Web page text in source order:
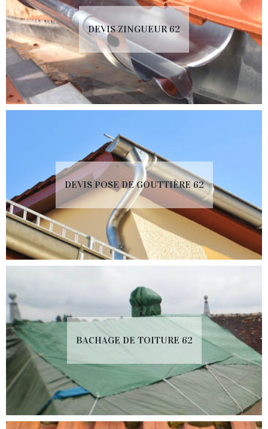
DEVIS ZINGUEUR 62
DEVIS POSE DE GOUTTIÈRE 62
BACHAGE DE TOITURE 62